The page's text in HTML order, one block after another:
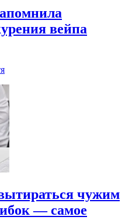
вейпа
чужим
— самое